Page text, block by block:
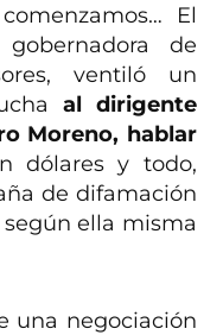
El
de
ventiló un
al dirigente
Moreno, hablar
dólares y todo,
de difamación
ella misma
una negociación